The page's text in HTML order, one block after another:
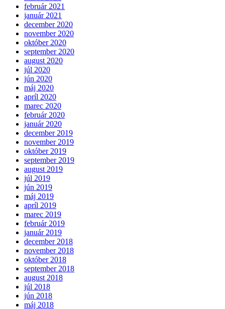
február 2021
január 2021
december 2020
november 2020
október 2020
september 2020
august 2020
júl 2020
jún 2020
máj 2020
apríl 2020
marec 2020
február 2020
január 2020
december 2019
november 2019
október 2019
september 2019
august 2019
júl 2019
jún 2019
máj 2019
apríl 2019
marec 2019
február 2019
január 2019
december 2018
november 2018
október 2018
september 2018
august 2018
júl 2018
jún 2018
máj 2018